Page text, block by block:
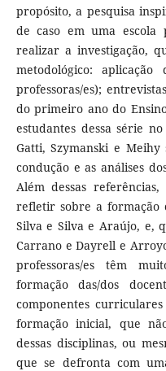
propósito, a pesquisa
de caso em uma escola
realizar a investigação,
metodológico:
professoras/es);
do primeiro ano do
estudantes dessa série
Gatti, Szymanski e
condução e as análises
Além dessas
refletir sobre a formação
Silva e Silva e Araújo, e,
Carrano e Dayrell e
professoras/es têm
formação das/dos
componentes
formação inicial, que
dessas disciplinas, ou
que se defronta com